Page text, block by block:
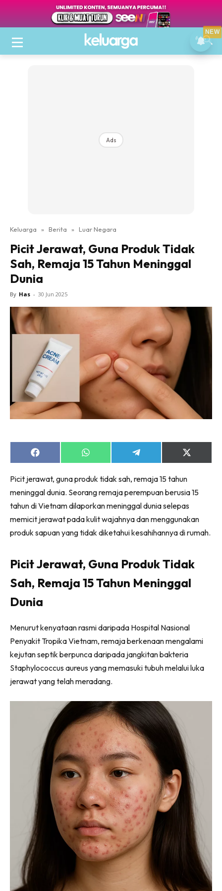
Ads
Keluarga » Berita » Luar Negara
Picit Jerawat, Guna Produk Tidak
Sah, Remaja 15 Tahun Meninggal
Dunia
By Has - 30 Jun 2025
Share
on
Share
on
Share
on
Share
on
(Twitter)
Picit jerawat, guna produk tidak sah, remaja 15 tahun
meninggal dunia. Seorang remaja perempuan berusia 15
tahun di Vietnam dilaporkan meninggal dunia selepas
memicit jerawat pada kulit wajahnya dan menggunakan
produk sapuan yang tidak diketahui kesahihannya di rumah.
Picit Jerawat, Guna Produk Tidak
Sah, Remaja 15 Tahun Meninggal
Dunia
Menurut kenyataan rasmi daripada Hospital Nasional
Penyakit Tropika Vietnam, remaja berkenaan mengalami
kejutan septik berpunca daripada jangkitan bakteria
Staphylococcus aureus yang memasuki tubuh melalui luka
jerawat yang telah meradang.
NEW